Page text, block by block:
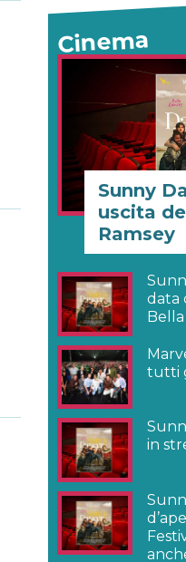
Cinema
Sunny
uscita
Ramsey
data
tutti
in